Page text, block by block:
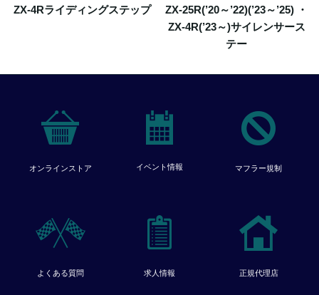
ZX-4Rライディングステップ
ZX-25R(’20～’22)(’23～’25) ・
ZX-4R(’23～)サイレンサース
テー
オンラインストア イベント情報 マフラー規制
よくある質問 求人情報 正規代理店